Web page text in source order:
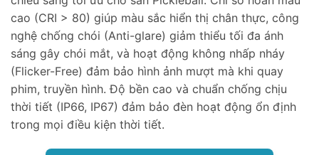
cao (CRI > 80) giúp màu sắc hiển thị chân thực, công
nghệ chống chói (Anti-glare) giảm thiểu tối đa ánh
sáng gây chói mắt, và hoạt động không nhấp nháy
(Flicker-Free) đảm bảo hình ảnh mượt mà khi quay
phim, truyền hình. Độ bền cao và chuẩn chống chịu
thời tiết (IP66, IP67) đảm bảo đèn hoạt động ổn định
trong mọi điều kiện thời tiết.